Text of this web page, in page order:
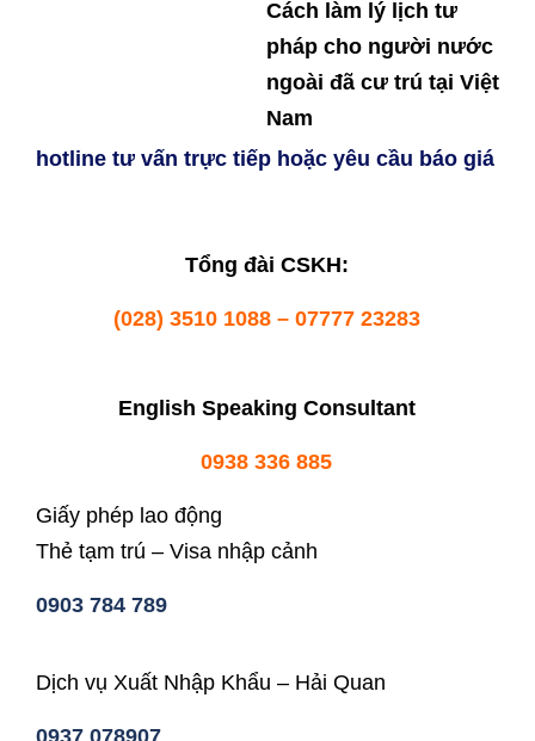
Cách làm lý lịch tư
pháp cho người nước
ngoài đã cư trú tại Việt
Nam
hotline tư vấn trực tiếp hoặc yêu cầu báo giá
Tổng đài CSKH:
(028) 3510 1088 – 07777 23283
English Speaking Consultant
0938 336 885
Giấy phép lao động
Thẻ tạm trú – Visa nhập cảnh
0903 784 789
Dịch vụ Xuất Nhập Khẩu – Hải Quan
0937 078907